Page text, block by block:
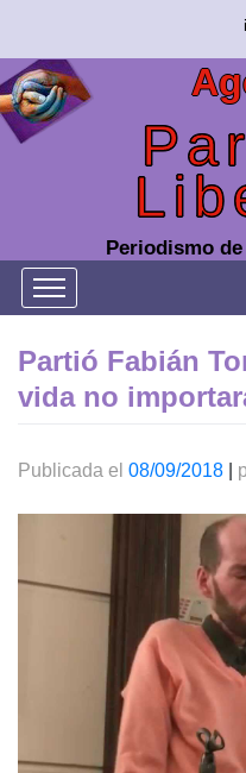
contenido
Periodismo
Partió Fabián
vida no
Publicada el 08/09/2018